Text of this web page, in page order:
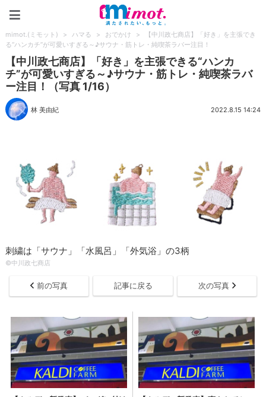
mimot.(ミモット) > ハマる > おでかけ >
【中川政七商店】「好き」を主張でき
る“ハンカチ”が可愛いすぎる～♪サウナ・筋トレ・純喫茶ラバー注目！
【中川政七商店】「好き」を主張できる“ハンカ
チ”が可愛いすぎる～♪サウナ・筋トレ・純喫茶ラバ
ー注目！（写真 1/16）
林 美由紀 2022.8.15 14:24
刺繍は「サウナ」「水風呂」「外気浴」の3柄
©中川政七商店
前の写真 記事に戻る 次の写真